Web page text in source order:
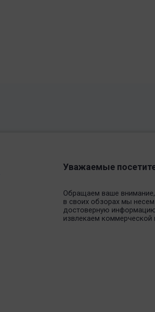
Уважаемые
Обращаем ваше внимание,
в своих обзорах мы
достоверную
извлекаем коммерческой